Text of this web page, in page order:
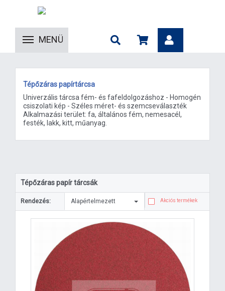
MENÜ
Tépőzáras papírtárcsa
Univerzális tárcsa fém- és fafeldolgozáshoz - Homogén
csiszolati kép - Széles méret- és szemcseválaszték
Alkalmazási terület: fa, általános fém, nemesacél,
festék, lakk, kitt, műanyag.
Tépőzáras papír tárcsák
Rendezés: Alapértelmezett Akciós termékek